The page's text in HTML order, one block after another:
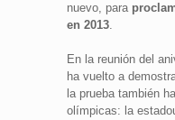
nuevo, para
en 2013.
En la reunión del
ha vuelto a
la prueba también
olímpicas: la